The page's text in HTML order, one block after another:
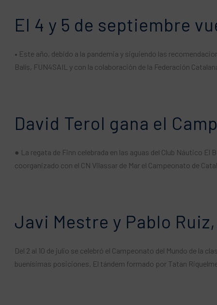
El 4 y 5 de septiembre
• Este año, debido a la pandemia y siguiendo las
Balís, FUN4SAIL y con la colaboración de la Federación
David Terol gana el
● La regata de Finn celebrada en las aguas del Club Náutico
coorganizado con el CN Vilassar de Mar el Campeonato de
Javi Mestre y Pablo
Del 2 al 10 de julio se celebró el Campeonato del Mundo de la
buenísimas posiciones. El tándem formado por Tatan